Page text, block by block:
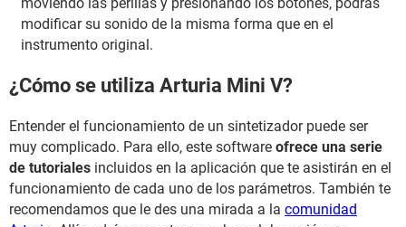
modificar su sonido de la misma forma que en el
instrumento original.
¿Cómo se utiliza Arturia Mini V?
Entender el funcionamiento de un sintetizador puede ser
muy complicado. Para ello, este software ofrece una serie
de tutoriales incluidos en la aplicación que te asistirán en el
funcionamiento de cada uno de los parámetros. También te
recomendamos que le des una mirada a la comunidad